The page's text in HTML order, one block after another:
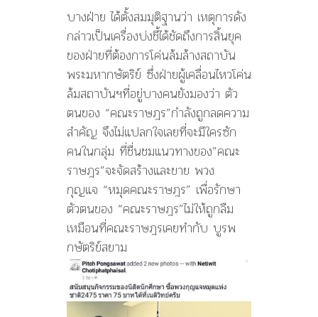
บางฝ่าย ได้ตั้งสมมุติฐานว่า เหตุการดัง
กล่าวเป็นเครื่องบ่งชี้ได้ชัดถึงการสิ้นยุค
ของฝ่ายที่ต้องการโค่นล้มล้างสถาบัน
พระมหากษัตริย์ ซึ่งฝ่ายผู้เคลื่อนไหวโค่น
ล้มสถาบันฯที่อยู่บางคนยังมองว่า ตัว
ตนของ “คณะราษฎร”กำลังถูกลดความ
สำคัญ จึงไม่แปลกใจเลยที่จะมีใครซัก
คนในกลุ่ม ที่ชื่นชมแนวทางของ”คณะ
ราษฎร”จะจัดสร้างและขาย พวง
กุญแจ “หมุดคณะราษฎร” เพื่อรักษา
ตัวตนของ “คณะราษฎร”ไม่ให้ถูกลืม
เหมือนที่คณะราษฎรเคยทำกับ บูรพ
กษัตริย์สยาม